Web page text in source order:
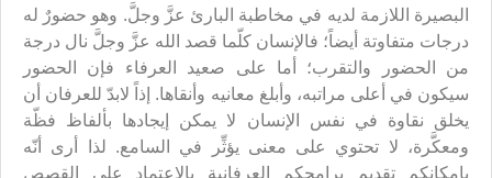
البصيرة اللازمة لديه في مخاطبة البارئ عزَّ وجلَّ. وهو حضورٌ له
درجات متفاوتة أيضاً؛ فالإنسان كلّما قصد الله عزَّ وجلَّ نال درجة
من الحضور والتقرب؛ أما على صعيد العرفاء فإن الحضور
سيكون في أعلى مراتبه، وأبلغ معانيه وأنقاها. إذاً لابدّ للعرفان أن
يخلق نقاوة في نفس الإنسان لا يمكن إيجادها بألفاظ فظّة
ومعكَّرة، لا تحتوي على معنى يؤثِّر في السامع. لذا أرى أنّه
بإمكانكم تقديم برامجكم العرفانية بالاعتماد على القصص